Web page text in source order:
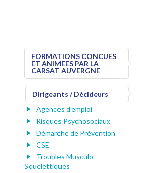
FORMATIONS CONCUES
ET ANIMEES PAR LA
CARSAT AUVERGNE
Dirigeants / Décideurs
Agences d’emploi
Risques Psychosociaux
Démarche de Prévention
CSE
Troubles Musculo
Squelettiques